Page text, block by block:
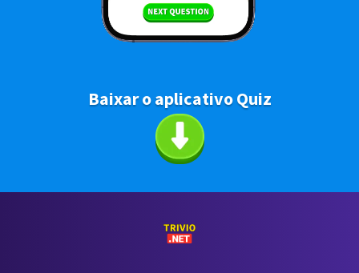
Baixar o aplicativo Quiz